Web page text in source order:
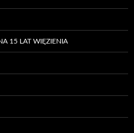
15 LAT WIĘZIENIA